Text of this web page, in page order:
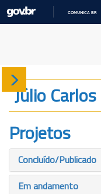
COMUNICA BR
Sobre
Produção
Projetos
Gráficos
Júlio
Projetos
Concluído/Publicado
Em andamento